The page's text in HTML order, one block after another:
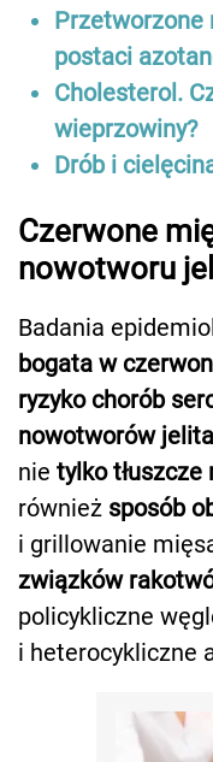
Przetworzone
postaci
Cholesterol.
wieprzowiny?
Drób i
Czerwone
nowotworu
Badania
bogata w
ryzyko chorób
nowotworów
nie tylko
również sposób
i grillowanie
związków
policykliczne
i heterocykliczne